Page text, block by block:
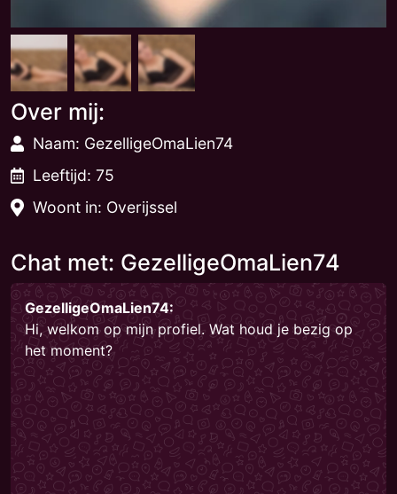
Over mij:
Naam: GezelligeOmaLien74
Leeftijd: 75
Woont in: Overijssel
Chat met: GezelligeOmaLien74
GezelligeOmaLien74:
Hi, welkom op mijn profiel. Wat houd je bezig op
het moment?